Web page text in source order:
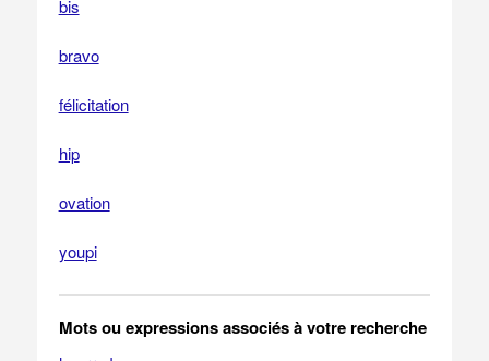
bis
bravo
félicitation
hip
ovation
youpi
Mots ou expressions associés à votre recherche